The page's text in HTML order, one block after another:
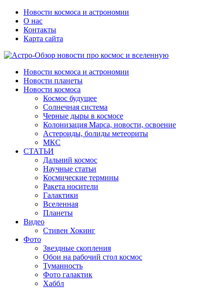
Новости космоса и астрономии
О нас
Контакты
Карта сайта
Новости космоса и астрономии
Новости планеты
Новости космоса
Космос будущее
Солнечная система
Черные дыры в космосе
Колонизация Марса, новости, освоение
Астероиды, болиды метеориты
МКС
СТАТЬИ
Дальний космос
Научные статьи
Космические термины
Ракета носители
Галактики
Вселенная
Планеты
Видео
Стивен Хокинг
Фото
Звездные скопления
Обои на рабочий стол космос
Туманность
Фото галактик
Хаббл